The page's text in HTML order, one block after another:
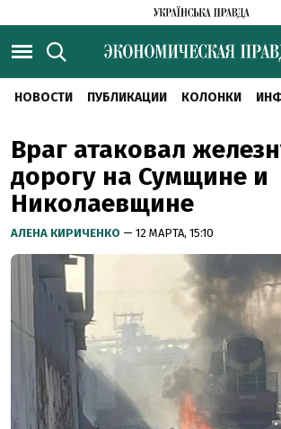
НОВОСТИ ПУБЛИКАЦИИ КОЛОНКИ
Враг атаковал
дорогу на Сумщине и
Николаевщине
АЛЕНА КИРИЧЕНКО — 12 МАРТА, 15:10